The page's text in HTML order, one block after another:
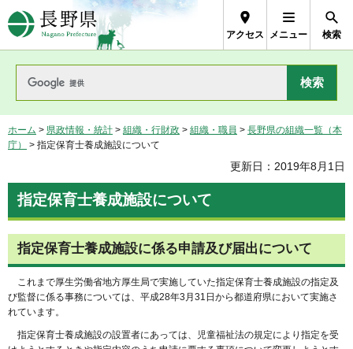
長野県Nagano Prefecture
アクセス メニュー 検索
ホーム > 県政情報・統計 > 組織・行財政 > 組織・職員 > 長野県の組織一覧（本
庁）
> 指定保育士養成施設について
更新日：2019年8月1日
指定保育士養成施設について
指定保育士養成施設に係る申請及び届出について
これまで厚生労働省地方厚生局で実施していた指定保育士養成施設の指定及
び監督に係る事務については、平成28年3月31日から都道府県において実施さ
れています。
指定保育士養成施設の設置者にあっては、児童福祉法の規定により指定を受